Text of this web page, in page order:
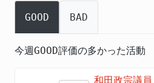
GOOD BAD
今週GOOD評価の多かった活動
和田政宗議